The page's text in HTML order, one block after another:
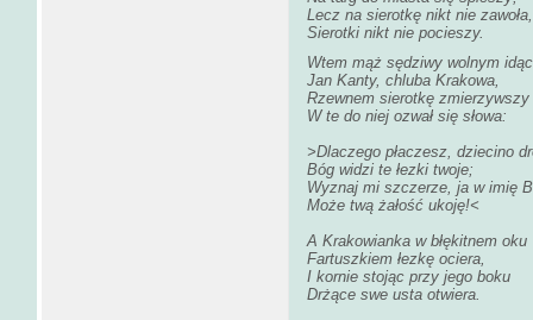
Lecz na sierotkę nikt nie zawoła,
Sierotki nikt nie pocieszy.
Wtem mąż sędziwy wolnym
Jan Kanty, chluba Krakowa,
Rzewnem sierotkę
W te do niej ozwał się słowa:
>Dlaczego płaczesz, dziecino
Bóg widzi te łezki twoje;
Wyznaj mi szczerze, ja w imię
Może twą żałość ukoję!<
A Krakowianka w błękitnem oku
Fartuszkiem łezkę ociera,
I kornie stojąc przy jego boku
Drżące swe usta otwiera.